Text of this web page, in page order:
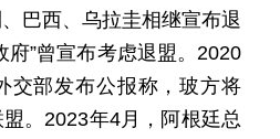
巴西、乌拉圭相继宣布退
府”曾宣布考虑退盟。2020
交部发布公报称，玻方将
。2023年4月，阿根廷总